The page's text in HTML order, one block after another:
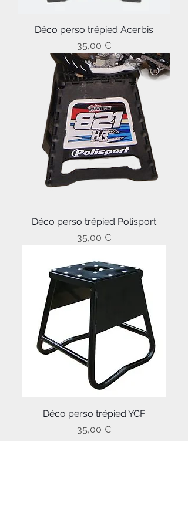
Déco perso trépied Acerbis
Prix
35,00 €
Déco perso trépied Polisport
Prix
35,00 €
Déco perso trépied YCF
Prix
35,00 €